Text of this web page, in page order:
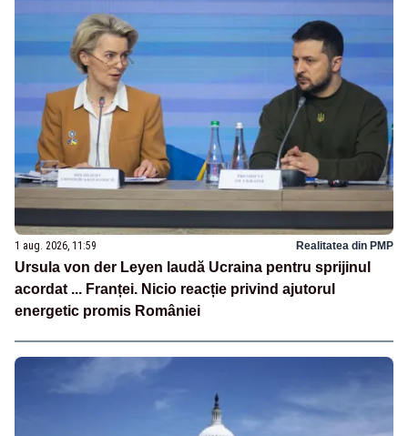
1 aug. 2026, 11:59 Realitatea din PMP
Ursula von der Leyen laudă Ucraina pentru sprijinul
acordat ... Franței. Nicio reacție privind ajutorul
energetic promis României